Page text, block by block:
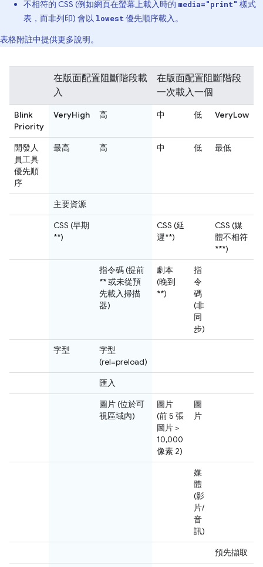
不相符的 CSS (例如網頁在螢幕上載入時的 media="print" 樣式
表，而非列印) 會以 lowest 優先順序載入。
表格附註中提供更多說明。
在版面配置阻斷階段載
入
在版面配置阻斷階段
一次載入一個
Blink
Priority
VeryHigh 高 中 低 VeryLow
開發人
員工具
優先順
序
最高 高 中 低 最低
主要資源
CSS (早期
**)
CSS (延
遲**)
CSS (媒
體不相符
***)
指令碼 (提前
** 或未從預
先載入掃描
器)
劇本
(晚到
**)
指
令
碼
(非
同
步)
字型
字型
(rel=preload)
匯入
圖片 (位於可
視區域內)
圖片
(前 5 張
圖片 >
10,000
像素 2)
圖
片
媒
體
(影
片/
音
訊)
預先擷取